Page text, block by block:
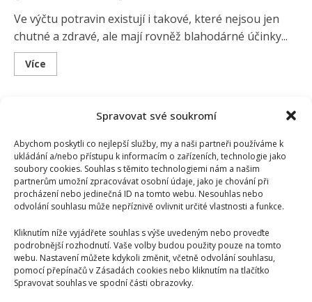
Spravovat své soukromí
Abychom poskytli co nejlepší služby, my a naši partneři používáme k
ukládání a/nebo přístupu k informacím o zařízeních, technologie jako
soubory cookies. Souhlas s těmito technologiemi nám a našim
partnerům umožní zpracovávat osobní údaje, jako je chování při
procházení nebo jedinečná ID na tomto webu. Nesouhlas nebo
odvolání souhlasu může nepříznivě ovlivnit určité vlastnosti a funkce.
Kliknutím níže vyjádřete souhlas s výše uvedeným nebo proveďte
podrobnější rozhodnutí. Vaše volby budou použity pouze na tomto
webu. Nastavení můžete kdykoli změnit, včetně odvolání souhlasu,
pomocí přepínačů v Zásadách cookies nebo kliknutím na tlačítko
Spravovat souhlas ve spodní části obrazovky.
Ve výčtu potravin existují i takové, které nejsou jen
chutné a zdravé, ale mají rovněž blahodárné účinky...
Více
more